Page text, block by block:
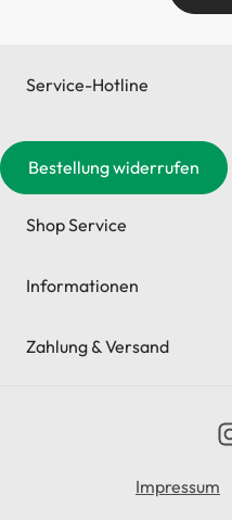
Service-Hotline
Bestellung widerrufen
Shop Service
Informationen
Zahlung & Versand
Impressum